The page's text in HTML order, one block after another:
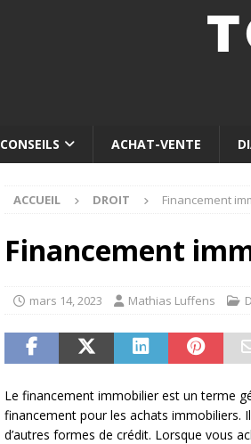
CONSEILS ACHAT-VENTE
ACCUEIL DROIT Financement
Financement
mars 14, 2023 Mathias Luffens
Le financement immobilier est un terme
financement pour les achats immobiliers.
d’autres formes de crédit. Lorsque vous